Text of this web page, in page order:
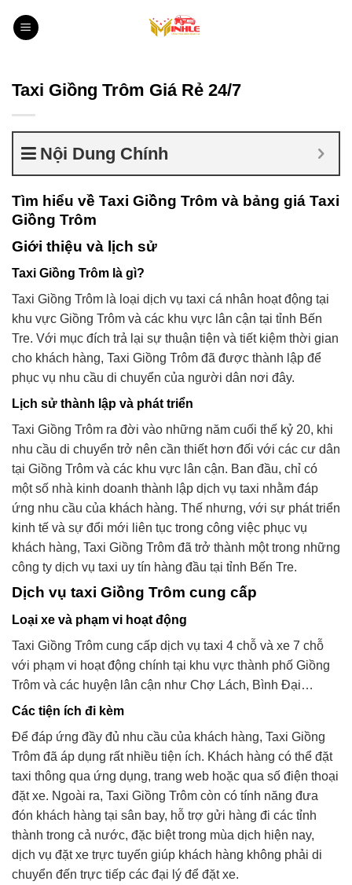
qua
Taxi Giồng Trôm Giá Rẻ 24/7
Nội Dung Chính
Tìm hiểu về Taxi Giồng Trôm và bảng giá Taxi
Giồng Trôm
Giới thiệu và lịch sử
Taxi Giồng Trôm là gì?
Taxi Giồng Trôm là loại dịch vụ taxi cá nhân hoạt động tại
khu vực Giồng Trôm và các khu vực lân cận tại tỉnh Bến
Tre. Với mục đích trả lại sự thuận tiện và tiết kiệm thời gian
cho khách hàng, Taxi Giồng Trôm đã được thành lập để
phục vụ nhu cầu di chuyển của người dân nơi đây.
Lịch sử thành lập và phát triển
Taxi Giồng Trôm ra đời vào những năm cuối thế kỷ 20, khi
nhu cầu di chuyển trở nên cần thiết hơn đối với các cư dân
tại Giồng Trôm và các khu vực lân cận. Ban đầu, chỉ có
một số nhà kinh doanh thành lập dịch vụ taxi nhằm đáp
ứng nhu cầu của khách hàng. Thế nhưng, với sự phát triển
kinh tế và sự đổi mới liên tục trong công việc phục vụ
khách hàng, Taxi Giồng Trôm đã trở thành một trong những
công ty dịch vụ taxi uy tín hàng đầu tại tỉnh Bến Tre.
Dịch vụ taxi Giồng Trôm cung cấp
Loại xe và phạm vi hoạt động
Taxi Giồng Trôm cung cấp dịch vụ taxi 4 chỗ và xe 7 chỗ
với phạm vi hoạt động chính tại khu vực thành phố Giồng
Trôm và các huyện lân cận như Chợ Lách, Bình Đại…
Các tiện ích đi kèm
Để đáp ứng đầy đủ nhu cầu của khách hàng, Taxi Giồng
Trôm đã áp dụng rất nhiều tiện ích. Khách hàng có thể đặt
taxi thông qua ứng dụng, trang web hoặc qua số điện thoại
đặt xe. Ngoài ra, Taxi Giồng Trôm còn có tính năng đưa
đón khách hàng tại sân bay, hỗ trợ gửi hàng đi các tỉnh
thành trong cả nước, đặc biệt trong mùa dịch hiện nay,
dịch vụ đặt xe trực tuyến giúp khách hàng không phải di
chuyển đến trực tiếp các đại lý để đặt xe.